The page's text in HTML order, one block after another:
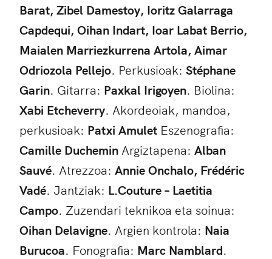
Barat, Zibel Damestoy, Ioritz Galarraga
Capdequi, Oihan Indart, Ioar Labat Berrio,
Maialen Marriezkurrena Artola, Aimar
Odriozola Pellejo. Perkusioak: Stéphane
Garin. Gitarra: Paxkal Irigoyen. Biolina:
Xabi Etcheverry. Akordeoiak, mandoa,
perkusioak: Patxi Amulet Eszenografia:
Camille Duchemin Argiztapena: Alban
Sauvé. Atrezzoa: Annie Onchalo, Frédéric
Vadé. Jantziak: L.Couture – Laetitia
Campo. Zuzendari teknikoa eta soinua:
Oihan Delavigne. Argien kontrola: Naia
Burucoa. Fonografia: Marc Namblard.